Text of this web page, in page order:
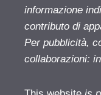
informazione
contributo di
Per pubblicità,
collaborazioni: